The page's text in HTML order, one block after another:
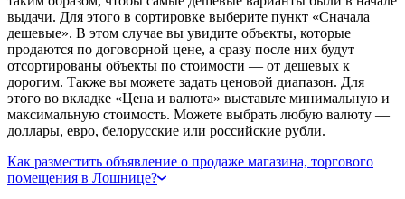
выдачи. Для этого в сортировке выберите пункт «Сначала
дешевые». В этом случае вы увидите объекты, которые
продаются по договорной цене, а сразу после них будут
отсортированы объекты по стоимости — от дешевых к
дорогим. Также вы можете задать ценовой диапазон. Для
этого во вкладке «Цена и валюта» выставьте минимальную и
максимальную стоимость. Можете выбрать любую валюту —
доллары, евро, белорусские или российские рубли.
Как разместить объявление о продаже магазина, торгового
помещения в Лошнице?